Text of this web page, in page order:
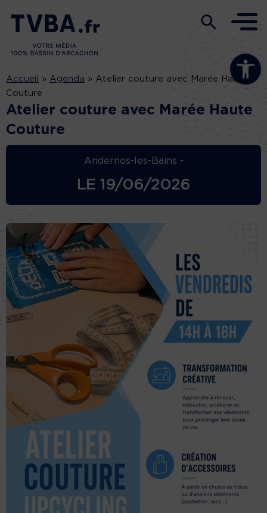
Ouvrir la
Accueil » Agenda » Atelier couture avec Marée Haute
Couture
Atelier couture avec Marée Haute
Couture
Andernos-les-Bains -
LE 19/06/2026